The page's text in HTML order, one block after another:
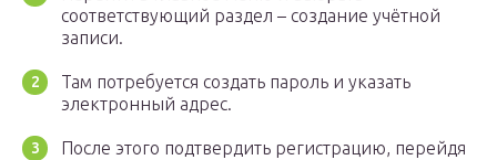
соответствующий раздел – создание учётной
записи.
Там потребуется создать пароль и указать
электронный адрес.
После этого подтвердить регистрацию, перейдя